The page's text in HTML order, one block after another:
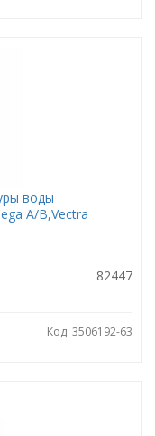
воды
A/B,Vectra
82447
Код: 3506192-63